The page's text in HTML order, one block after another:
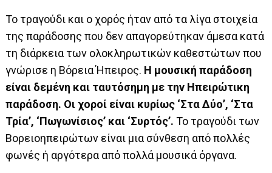
Το τραγούδι και ο χορός ήταν από τα λίγα στοιχεία
της παράδοσης που δεν απαγορεύτηκαν άμεσα κατά
τη διάρκεια των ολοκληρωτικών καθεστώτων που
γνώρισε η Βόρεια Ήπειρος. Η μουσική παράδοση
είναι δεμένη και ταυτόσημη με την Ηπειρώτικη
παράδοση. Οι χοροί είναι κυρίως ‘Στα Δύο’, ‘Στα
Τρία’, ‘Πωγωνίσιος’ και ‘Συρτός’. Το τραγούδι των
Βορειοηπειρώτων είναι μια σύνθεση από πολλές
φωνές ή αργότερα από πολλά μουσικά όργανα.